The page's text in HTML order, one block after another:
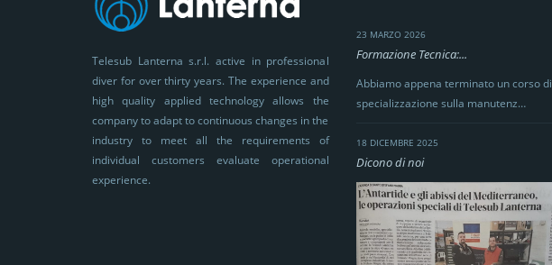
Telesub Lanterna s.r.l. active in professional
diver for over thirty years. The experience and
high quality applied technology allows the
company to adapt to continuous changes in the
industry to meet all the requirements of
individual customers evaluate operational
experience.
23 MARZO 2026
Formazione Tecnica:...
Abbiamo appena terminato un corso di
specializzazione sulla manutenz…
18 DICEMBRE 2025
Dicono di noi